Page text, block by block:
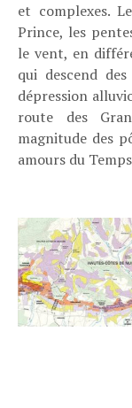
et complexes.
Prince, les
le vent, en
qui descend
dépression
route des
magnitude des
amours du